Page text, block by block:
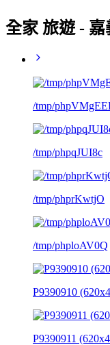
全家 旅遊 - 嘉
/tmp/
/tmp/phpqJUI8c
/tmp/phprKwtjO
/tmp/phploAV0Q
P9390910
P9390911